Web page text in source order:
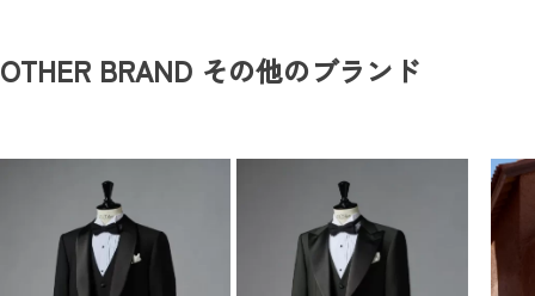
OTHER BRAND その他のブランド